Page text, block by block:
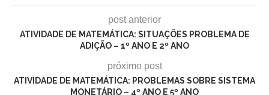
post anterior
ATIVIDADE DE MATEMÁTICA: SITUAÇÕES PROBLEMA DE
ADIÇÃO – 1º ANO E 2º ANO
próximo post
ATIVIDADE DE MATEMÁTICA: PROBLEMAS SOBRE SISTEMA
MONETÁRIO – 4º ANO E 5º ANO